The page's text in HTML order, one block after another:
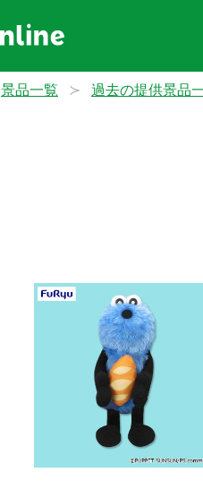
景品一覧 過去の提供景品